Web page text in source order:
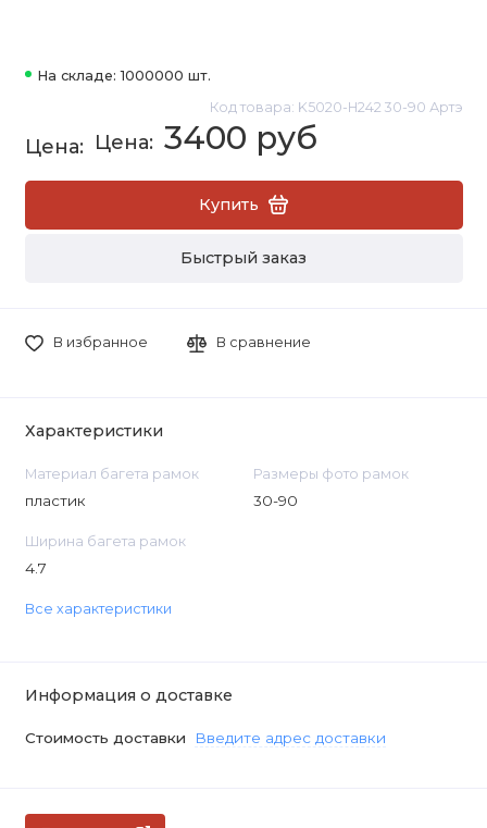
На складе: 1000000 шт.
Код товара: K5020-H242 30-90 Артэ
3400 руб
Купить
Быстрый заказ
В избранное В сравнение
Характеристики
Материал багета рамок
пластик
Размеры фото рамок
30-90
Ширина багета рамок
4.7
Все характеристики
Информация о доставке
Стоимость доставки Введите адрес доставки